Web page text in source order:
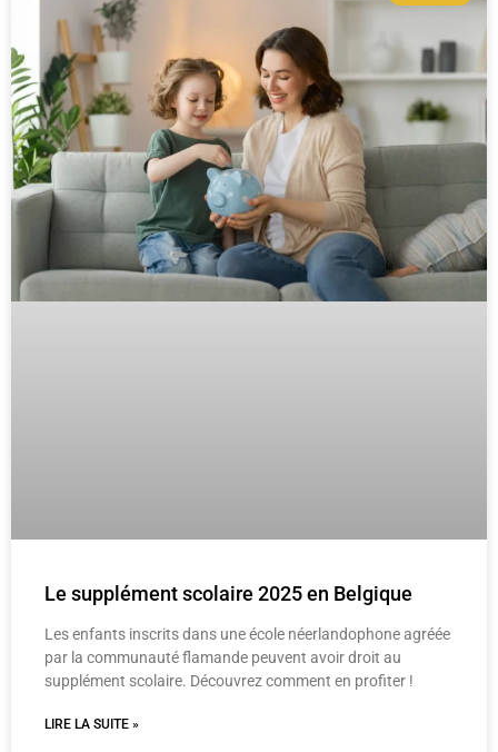
Le supplément scolaire 2025 en Belgique
Les enfants inscrits dans une école néerlandophone agréée
par la communauté flamande peuvent avoir droit au
supplément scolaire. Découvrez comment en profiter !
LIRE LA SUITE »